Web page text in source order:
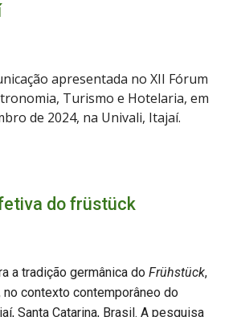
apresentada no XII Fórum
Turismo e Hotelaria, em
de 2024, na Univali, Itajaí.
do früstück
a tradição germânica doFrühstück,
no contexto contemporâneo do
Santa Catarina, Brasil. A pesquisa